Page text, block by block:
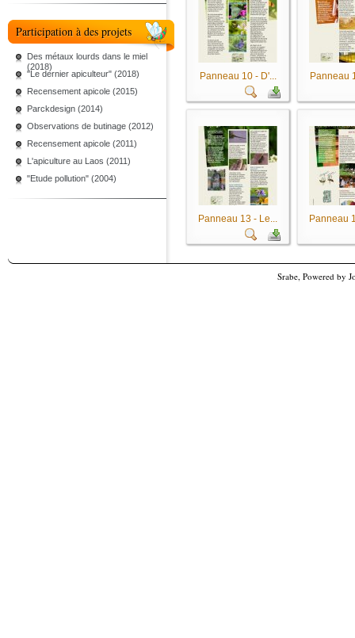
Participation à des projets
Des métaux lourds dans le miel
(2018)
"Le dernier apiculteur" (2018)
Recensement apicole (2015)
Parckdesign (2014)
Observations de butinage (2012)
Recensement apicole (2011)
L'apiculture au Laos (2011)
"Etude pollution" (2004)
Panneau 10 - D'... Panneau
Panneau 13 - Le... Panneau
Srabe, Powered by